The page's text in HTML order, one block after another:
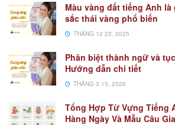
Màu vàng đất tiếng Anh
sắc thái vàng phổ biến
THÁNG 12 23, 2025
Phân biệt thành ngữ và
Hướng dẫn chi tiết
THÁNG 3 15, 2026
Tổng Hợp Từ Vựng Tiếng
Hàng Ngày Và Mẫu Câu